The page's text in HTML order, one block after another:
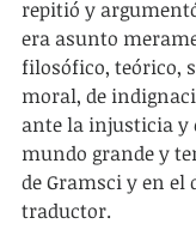
repitió y
era asunto
filosófico, teórico,
moral, de
ante la injusticia y
mundo grande y
de Gramsci y en el
traductor.